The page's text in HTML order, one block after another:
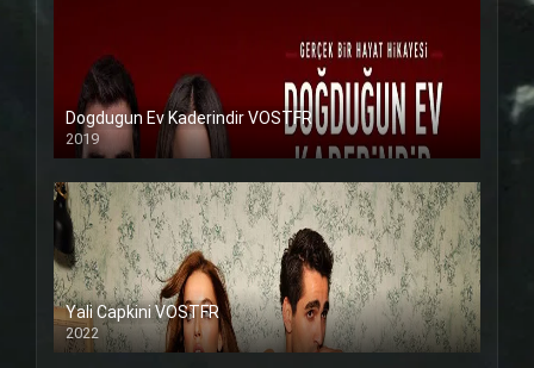
Dogdugun Ev Kaderindir VOSTFR
2019
Yali Capkini VOSTFR
2022